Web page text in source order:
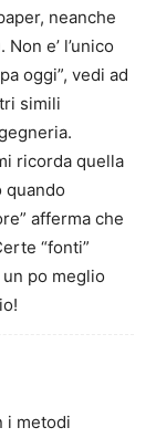
neanche
e’ l’unico
oggi”, vedi ad
simili
ricorda quella
quando
afferma che
“fonti”
po meglio
i metodi